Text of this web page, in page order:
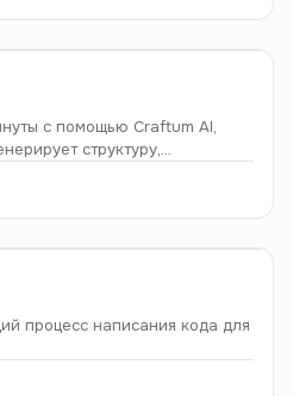
Здоровье
Путешествия
Развлечения SEO
с помощью Craftum AI,
структуру,
процесс написания кода для